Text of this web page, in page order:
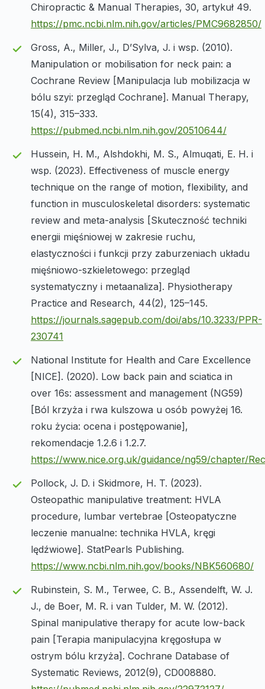
Chiropractic & Manual Therapies, 30, artykuł 49.
https://pmc.ncbi.nlm.nih.gov/articles/PMC9682850/
Gross, A., Miller, J., D’Sylva, J. i wsp. (2010).
Manipulation or mobilisation for neck pain: a
Cochrane Review [Manipulacja lub mobilizacja w
bólu szyi: przegląd Cochrane]. Manual Therapy,
15(4), 315–333.
https://pubmed.ncbi.nlm.nih.gov/20510644/
Hussein, H. M., Alshdokhi, M. S., Almuqati, E. H. i
wsp. (2023). Effectiveness of muscle energy
technique on the range of motion, flexibility, and
function in musculoskeletal disorders: systematic
review and meta-analysis [Skuteczność techniki
energii mięśniowej w zakresie ruchu,
elastyczności i funkcji przy zaburzeniach układu
mięśniowo-szkieletowego: przegląd
systematyczny i metaanaliza]. Physiotherapy
Practice and Research, 44(2), 125–145.
https://journals.sagepub.com/doi/abs/10.3233/PPR-
230741
National Institute for Health and Care Excellence
[NICE]. (2020). Low back pain and sciatica in
over 16s: assessment and management (NG59)
[Ból krzyża i rwa kulszowa u osób powyżej 16.
roku życia: ocena i postępowanie],
rekomendacje 1.2.6 i 1.2.7.
https://www.nice.org.uk/guidance/ng59/chapter/
Pollock, J. D. i Skidmore, H. T. (2023).
Osteopathic manipulative treatment: HVLA
procedure, lumbar vertebrae [Osteopatyczne
leczenie manualne: technika HVLA, kręgi
lędźwiowe]. StatPearls Publishing.
https://www.ncbi.nlm.nih.gov/books/NBK560680/
Rubinstein, S. M., Terwee, C. B., Assendelft, W. J.
J., de Boer, M. R. i van Tulder, M. W. (2012).
Spinal manipulative therapy for acute low-back
pain [Terapia manipulacyjna kręgosłupa w
ostrym bólu krzyża]. Cochrane Database of
Systematic Reviews, 2012(9), CD008880.